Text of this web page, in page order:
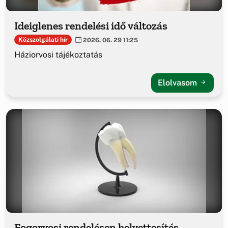
Ideiglenes rendelési idő változás
Közszolgálati hír 2026. 06. 29 11:25
Háziorvosi tájékoztatás
Elolvasom